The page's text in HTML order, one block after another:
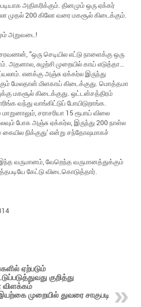
அதிகரிக்கும். தினமும் ஒரு ஏக்கர்
முதல் 200 கிலோ வரை மகசூல் கிடைக்கும்.
அறுவடை!
சரவணன், ”ஒரு செடியில எட்டு நாளைக்கு ஒரு
அதனால, சுழற்சி முறையில் காய் எடுத்தா…
எனக்கு அஞ்சு ஏக்கர்ல இருந்து
மேலதான் மிளகாய் கிடைக்குது. மொத்தமா
மகசூல் கிடைக்குது. ஒட்டன்சத்திரம்
வந்து வாங்கிட்டுப் போயிடுறாங்க.
சராசரியா 15 ரூபாய் விலை
போக அஞ்சு ஏக்கர்ல, இருந்து 200 நாள்ல
கையில நிக்குது’ என்று சந்தோஷமாகச்
வருமானம், வேறெந்த வருமானத்துக்கும்
கேட்டு விடைகொடுத்தார்.
ஏற்படும்
குறித்து
விளக்கம்
முறையில் துவரை சாகுபடி